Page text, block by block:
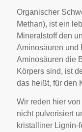
Organischer
Methan), ist ein
Mineralstoff den
Aminosäuren und
Aminosäuren die
Körpers sind, ist
das heißt, für den
Wir reden hier
nicht pulverisiert
kristalliner Lignin-